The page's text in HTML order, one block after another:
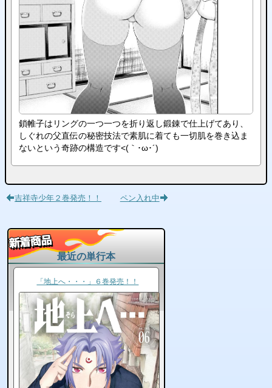
鎖帷子はリングの一つ一つを折り返し鍛錬で仕上げてあり、
しぐれの父直伝の秘密技法で素肌に着ても一切肌を巻き込ま
ないという奇跡の構造です<(｀･ω･´)
吉祥寺少年２巻発売！！ ペン入れ中
最近の単行本
「地上へ・・・」６巻発売！！